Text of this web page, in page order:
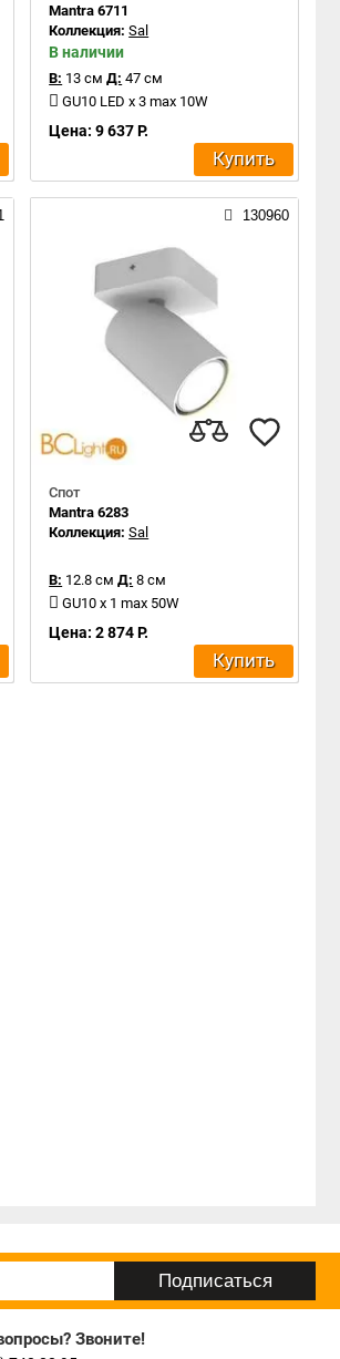
Mantra 6711
Коллекция:Sal
В наличии
В: 13 см Д: 47 см
GU10 LED x 3 max 10W
Цена: 9 637 Р.
Купить
130960
Спот
Mantra 6283
Коллекция:Sal
В: 12.8 см Д: 8 см
GU10 x 1 max 50W
Цена: 2 874 Р.
Купить
Звоните!